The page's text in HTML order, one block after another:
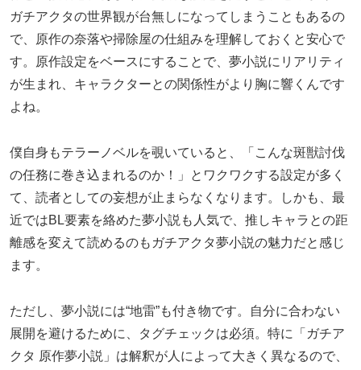
ガチアクタの世界観が台無しになってしまうこともあるの
で、原作の奈落や掃除屋の仕組みを理解しておくと安心で
す。原作設定をベースにすることで、夢小説にリアリティ
が生まれ、キャラクターとの関係性がより胸に響くんです
よね。
僕自身もテラーノベルを覗いていると、「こんな斑獣討伐
の任務に巻き込まれるのか！」とワクワクする設定が多く
て、読者としての妄想が止まらなくなります。しかも、最
近ではBL要素を絡めた夢小説も人気で、推しキャラとの距
離感を変えて読めるのもガチアクタ夢小説の魅力だと感じ
ます。
ただし、夢小説には“地雷”も付き物です。自分に合わない
展開を避けるために、タグチェックは必須。特に「ガチア
クタ 原作夢小説」は解釈が人によって大きく異なるので、